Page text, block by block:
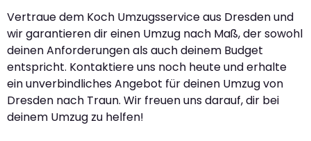
Vertraue dem Koch Umzugsservice aus Dresden und
wir garantieren dir einen Umzug nach Maß, der sowohl
deinen Anforderungen als auch deinem Budget
entspricht. Kontaktiere uns noch heute und erhalte
ein unverbindliches Angebot für deinen Umzug von
Dresden nach Traun. Wir freuen uns darauf, dir bei
deinem Umzug zu helfen!